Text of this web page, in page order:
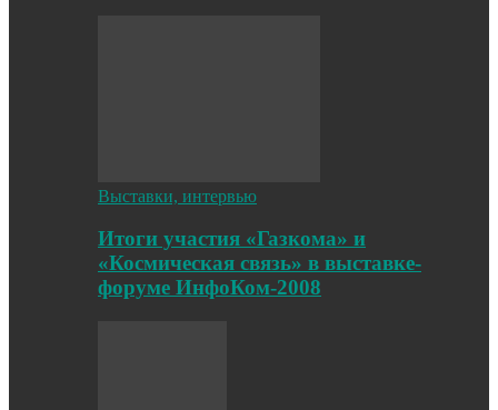
Выставки, интервью
Итоги участия «Газкома» и
«Космическая связь» в выставке-
форуме ИнфоКом-2008